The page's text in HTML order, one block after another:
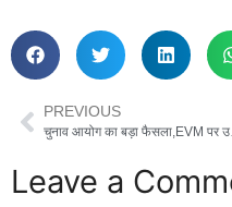
PREVIOUS
चुनाव
Leave a